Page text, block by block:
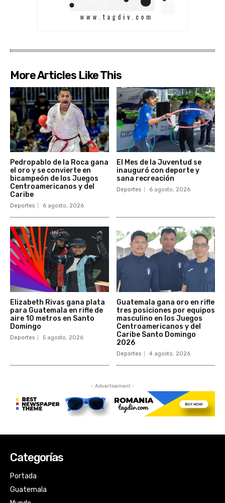
Categorías
Portada
Guatemala